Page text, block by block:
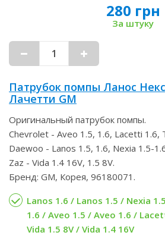
280 грн
За штуку
Патрубок помпы Ланос
Лачетти GM
Оригинальный патрубок помпы.
Chevrolet - Aveo 1.5, 1.6, Lacetti 1.6,
Daewoo - Lanos 1.5, 1.6, Nexia 1.5-
Zaz - Vida 1.4 16V, 1.5 8V.
Бренд: GM, Корея, 96180071.
Lanos 1.6 / Lanos 1.5 / Nexia
1.6 / Aveo 1.5 / Aveo 1.6 /
Vida 1.5 8V / Vida 1.4 16V